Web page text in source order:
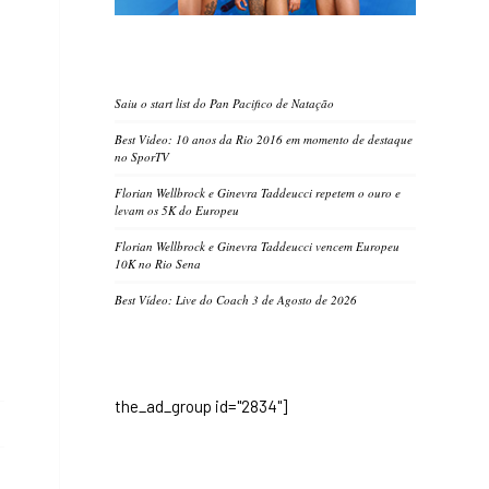
Saiu o start list do Pan Pacifico de Natação
Best Video: 10 anos da Rio 2016 em momento de destaque
no SporTV
Florian Wellbrock e Ginevra Taddeucci repetem o ouro e
levam os 5K do Europeu
Florian Wellbrock e Ginevra Taddeucci vencem Europeu
10K no Rio Sena
Best Vídeo: Live do Coach 3 de Agosto de 2026
the_ad_group id="2834"]